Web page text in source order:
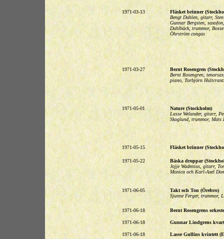
1971-03-13
Fläsket brinner
Bengt Dahlen, gitarr,
Gunnar Bergsten,
Dahlbäck, trummor,
Öhrström congas
1971-03-27
Bernt Rosengren
Bernt Rosengren,
piano, Torbjörn
1971-05-01
Nature (Stockholm)
Lasse Welander, gitarr,
Skoglund, trummor, Mats
1971-05-15 Fläsket brinner
1971-05-22
Bäska droppar
Jojje Wadenius, gitarr,
Monica och Karl-Axel
1971-06-05
Takt och Ton (Örebro)
Sjunne Ferger, trummor,
1971-06-18 Bernt Rosengrens
1971-06-18 Gunnar Lindgrens
1971-06-18 Lasse Gullins kvintett